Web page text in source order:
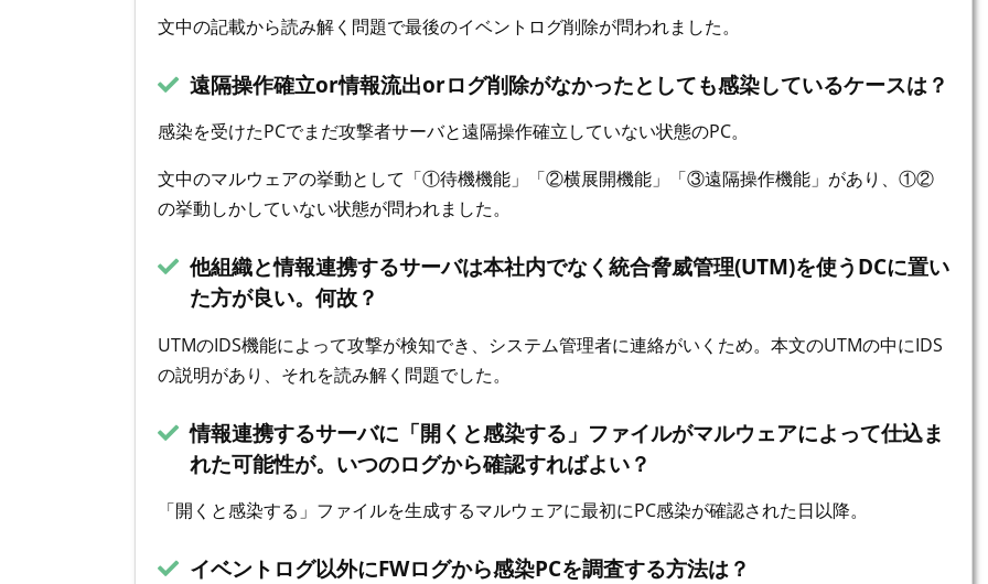
文中の記載から読み解く問題で最後のイベントログ削除が問われました。
遠隔操作確立or情報流出orログ削除がなかったとしても感染しているケースは？
感染を受けたPCでまだ攻撃者サーバと遠隔操作確立していない状態のPC。
文中のマルウェアの挙動として「①待機機能」「②横展開機能」「③遠隔操作機能」があり、①②
の挙動しかしていない状態が問われました。
他組織と情報連携するサーバは本社内でなく統合脅威管理(UTM)を使うDCに置い
た方が良い。何故？
UTMのIDS機能によって攻撃が検知でき、システム管理者に連絡がいくため。本文のUTMの中にIDS
の説明があり、それを読み解く問題でした。
情報連携するサーバに「開くと感染する」ファイルがマルウェアによって仕込ま
れた可能性が。いつのログから確認すればよい？
「開くと感染する」ファイルを生成するマルウェアに最初にPC感染が確認された日以降。
イベントログ以外にFWログから感染PCを調査する方法は？